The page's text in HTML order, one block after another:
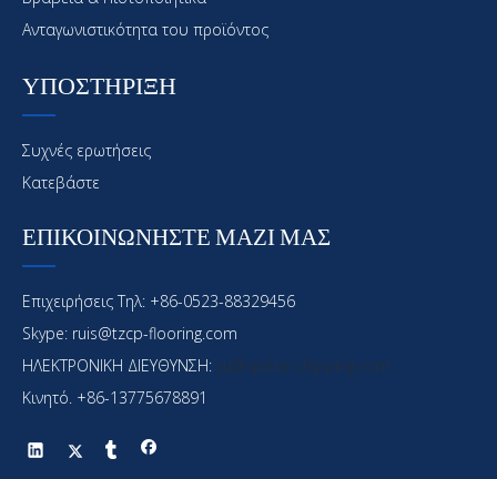
Ανταγωνιστικότητα του προϊόντος
ΥΠΟΣΤΗΡΙΞΗ
Συχνές ερωτήσεις
Κατεβάστε
ΕΠΙΚΟΙΝΩΝΗΣΤΕ ΜΑΖΙ ΜΑΣ
Επιχειρήσεις Τηλ: +86-0523-88329456
Skype: ruis@tzcp-flooring.com
ΗΛΕΚΤΡΟΝΙΚΗ ΔΙΕΥΘΥΝΣΗ: yu@qinhai-shipping.com
Κινητό. +86-13775678891